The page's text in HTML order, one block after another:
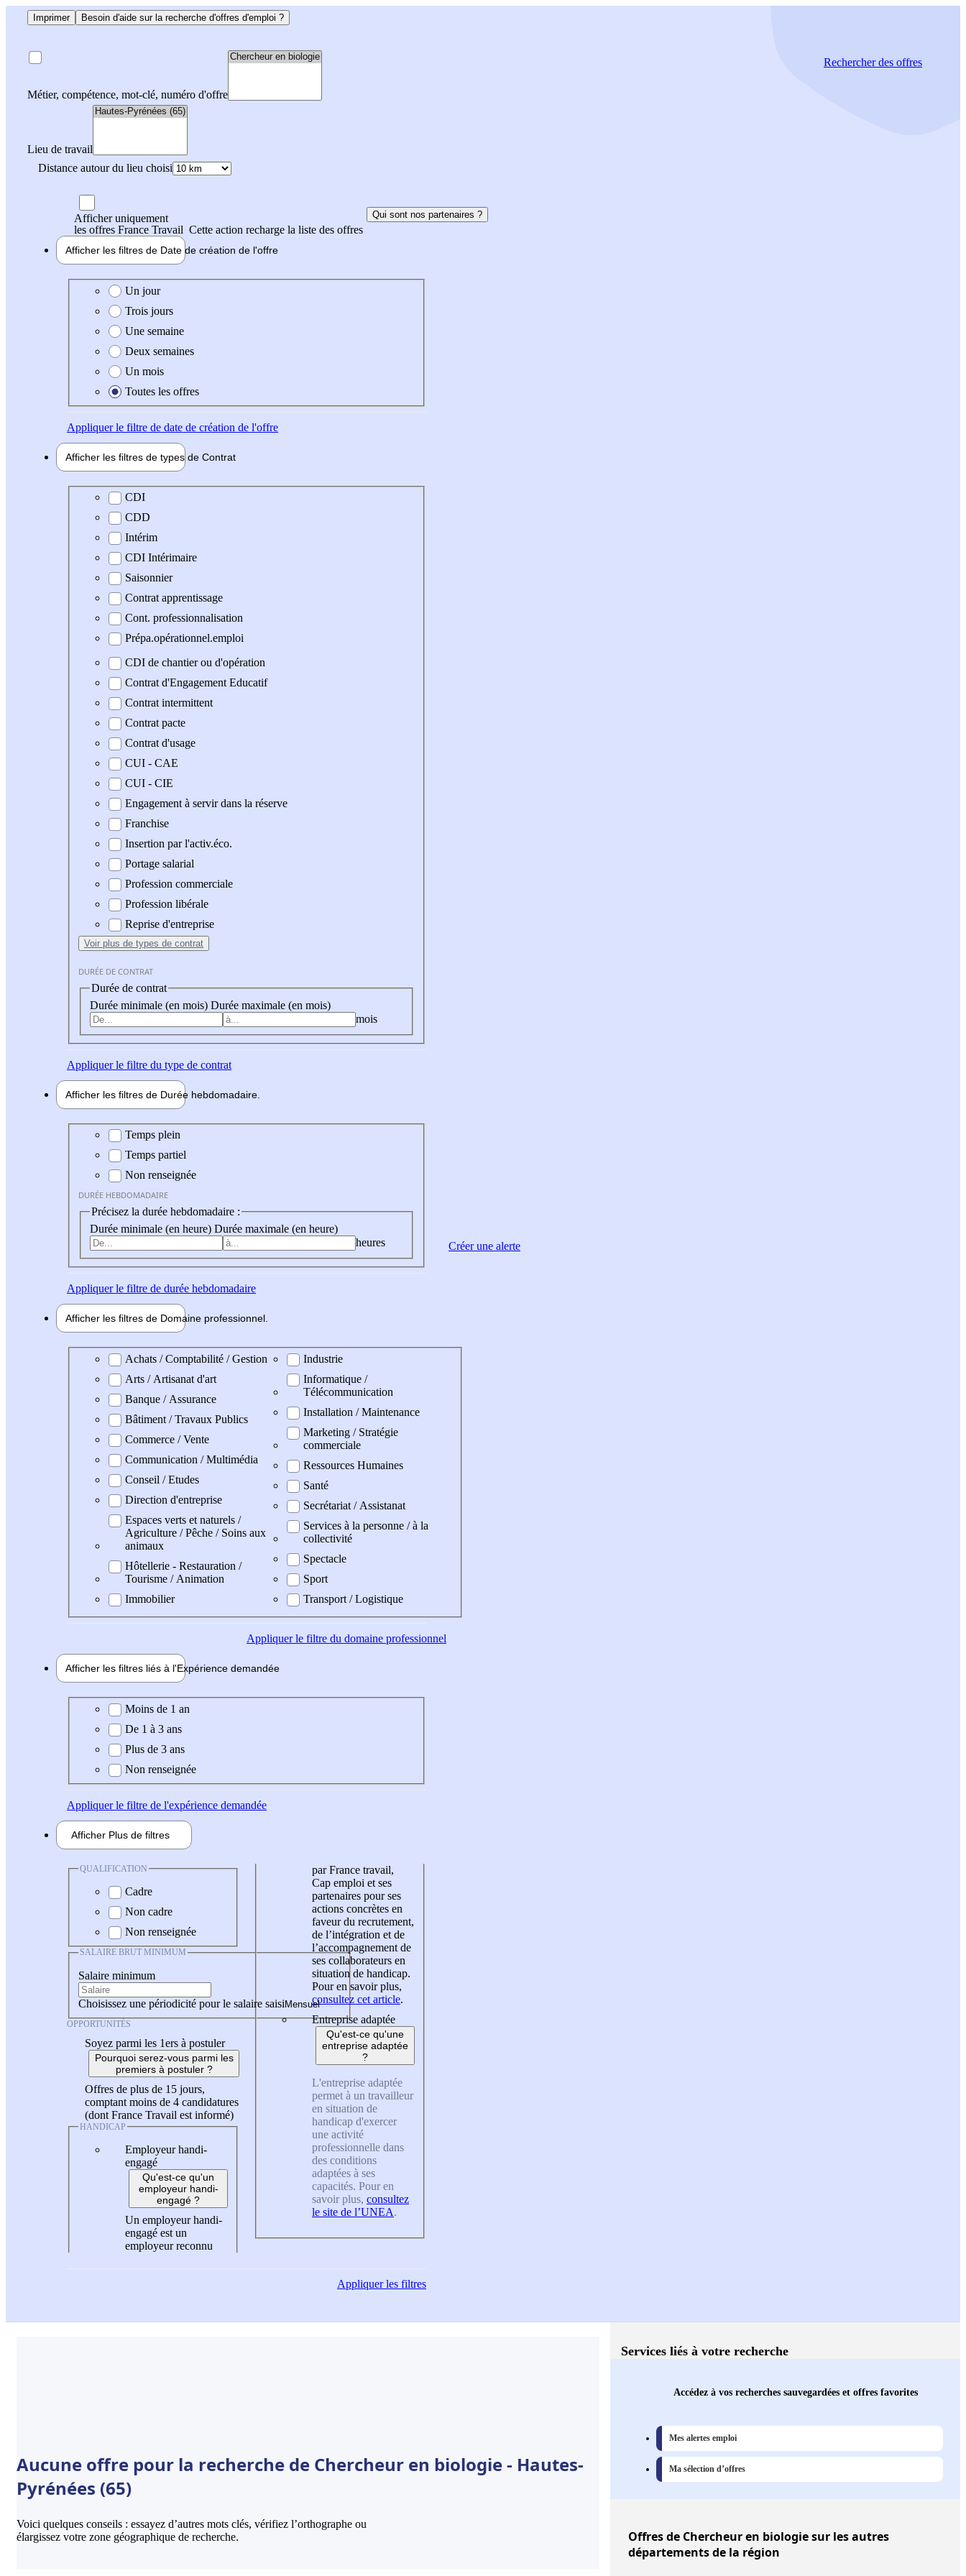
Imprimer Besoin d'aide sur la recherche d'offres d'emploi ?
Métier, compétence, mot-clé, numéro d'offre
Lieu de travail
Distance autour du lieu choisi
Rechercherdes offres
Afficher uniquement
les offres France Travail Cette action recharge la liste des offres
Qui sont nos partenaires ?
Afficher les filtres de Date de création de l'offre
Date de création de l'offre
Un jour
Trois jours
Une semaine
Deux semaines
Un mois
Toutes les offres
Appliquerle filtre de date de création de l'offre
Afficher les filtres de types de Contrat
Type de contrat
CDI
CDD
Intérim
CDI Intérimaire
Saisonnier
Contrat apprentissage
Cont. professionnalisation
Prépa.opérationnel.emploi
CDI de chantier ou d'opération
Contrat d'Engagement Educatif
Contrat intermittent
Contrat pacte
Contrat d'usage
CUI - CAE
CUI - CIE
Engagement à servir dans la réserve
Franchise
Insertion par l'activ.éco.
Portage salarial
Profession commerciale
Profession libérale
Reprise d'entreprise
Voir plus de types de contrat
DURÉE DE CONTRAT
Durée de contrat
Durée minimale (en mois) Durée maximale (en mois)
mois
Appliquerle filtre du type de contrat
Afficher les filtres de Durée hebdomadaire
Durée hebdomadaire
Temps plein
Temps partiel
Non renseignée
DURÉE HEBDOMADAIRE
Précisez la durée hebdomadaire :
Durée minimale (en heure) Durée maximale (en heure)
heures
Appliquerle filtre de durée hebdomadaire
Afficher les filtres de Domaine professionnel
Domaine professionel
Achats / Comptabilité / Gestion
Arts / Artisanat d'art
Banque / Assurance
Bâtiment / Travaux Publics
Commerce / Vente
Communication / Multimédia
Conseil / Etudes
Direction d'entreprise
Espaces verts et naturels /
Agriculture / Pêche / Soins aux
animaux
Hôtellerie - Restauration /
Tourisme / Animation
Immobilier
Industrie
Informatique /
Télécommunication
Installation / Maintenance
Marketing / Stratégie
commerciale
Ressources Humaines
Santé
Secrétariat / Assistanat
Services à la personne / à la
collectivité
Spectacle
Sport
Transport / Logistique
Appliquerle filtre du domaine professionnel
Afficher les filtres liés à l'Expérience demandée
Expérience demandée
Moins de 1 an
De 1 à 3 ans
Plus de 3 ans
Non renseignée
Appliquerle filtre de l'expérience demandée
Afficher Plus de filtres
QUALIFICATION
Cadre
Non cadre
Non renseignée
SALAIRE BRUT MINIMUM
Salaire minimum
Choisissez une périodicité pour le salaire saisi
OPPORTUNITÉS
Soyez parmi les 1ers à postuler
Pourquoi serez-vous parmi les
premiers à postuler ?
Offres de plus de 15 jours,
comptant moins de 4 candidatures
(dont France Travail est informé)
HANDICAP
Employeur handi-
engagé
Qu'est-ce qu'un
employeur handi-
engagé ?
Un employeur handi-
engagé est un
employeur reconnu
par France travail,
Cap emploi et ses
partenaires pour ses
actions concrètes en
faveur du recrutement,
de l’intégration et de
l’accompagnement de
ses collaborateurs en
situation de handicap.
Pour en savoir plus,
consultez cet article.
Entreprise adaptée
Qu'est-ce qu'une
entreprise adaptée
?
L'entreprise adaptée
permet à un travailleur
en situation de
handicap d'exercer
une activité
professionnelle dans
des conditions
adaptées à ses
capacités. Pour en
savoir plus, consultez
le site de l’UNEA.
Appliquerles filtres
Créer une alerte
Aucune offre pour la recherche de Chercheur en biologie - Hautes-
Pyrénées (65)
Voici quelques conseils : essayez d’autres mots clés, vérifiez l’orthographe ou
élargissez votre zone géographique de recherche.
Services liés à votre recherche
Accédez à vos recherches sauvegardées et offres favorites
Mes alertes emploi
Ma sélection d’offres
Offresde Chercheur en biologie sur les autres
départements de la région